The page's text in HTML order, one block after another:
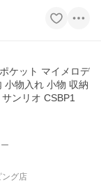
ケット マイメロデ
小物入れ 小物 収納
ンリオ CSBP1
ング店